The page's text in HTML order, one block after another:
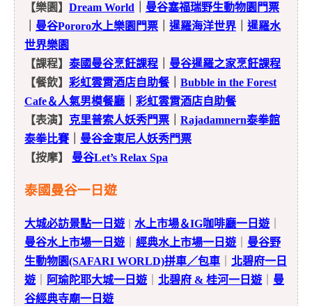
【樂園】 Dream World
曼谷塞福瑞野生動物園門票
曼谷Pororo水上樂園門票 暹羅海洋世界
暹羅水
世界樂園
【課程】 泰國曼谷烹飪課程
曼谷暹羅之家烹飪課程
【餐飲】 彩虹雲霄酒店自助餐｜ Bubble in the Forest
Cafe＆人氣男模餐廳
彩虹雲霄酒店自助餐
【表演】 克里普索人妖秀門票
Rajadamnern泰拳館
泰拳比賽
曼谷金東尼人妖秀門票
【按摩】 曼谷Let’s Relax Spa
泰國曼谷一日遊
大城必訪景點一日遊｜ 水上市場＆IG咖啡廳一日遊
曼谷水上市場一日遊
經典水上市場一日遊
曼谷野
生動物園(SAFARI WORLD)拼車／包車
北碧府一日
遊
阿瑜陀耶大城一日遊 北碧府 & 桂河一日遊
曼
谷經典寺廟一日遊